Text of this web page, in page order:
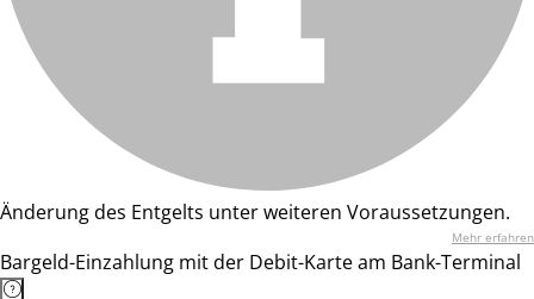
Änderung des Entgelts unter weiteren Voraussetzungen.
Mehr erfahren
Bargeld-Einzahlung mit der Debit-Karte am Bank-Terminal